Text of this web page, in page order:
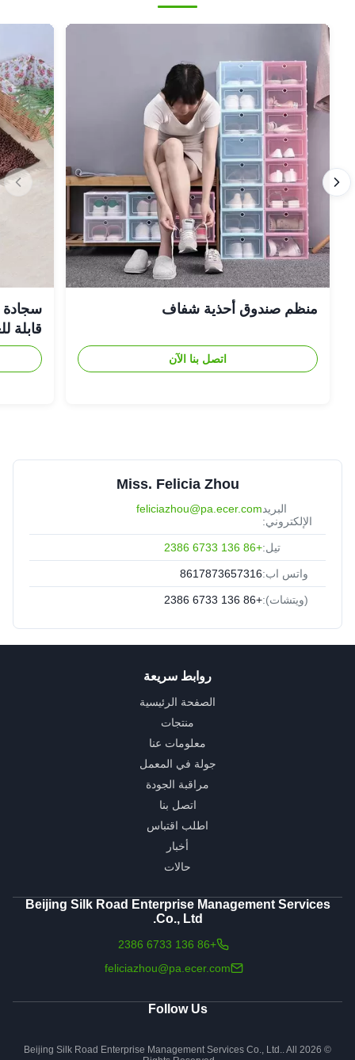
منظم صندوق أحذية شفاف
اتصل بنا الآن
سجادة
قابلة
Miss. Felicia Zhou
البريد
الإلكتروني:
feliciazhou@pa.ecer.com
تيل:+86 136 6733 2386
واتس اب:8617873657316
(ويتشات):+86 136 6733 2386
روابط سريعة
الصفحة الرئيسية
منتجات
معلومات عنا
جولة في المعمل
مراقبة الجودة
اتصل بنا
اطلب اقتباس
أخبار
حالات
Beijing Silk Road Enterprise Management Services
Co., Ltd.
+86 136 6733 2386
feliciazhou@pa.ecer.com
Follow Us
© 2026 Beijing Silk Road Enterprise Management Services Co., Ltd.. All